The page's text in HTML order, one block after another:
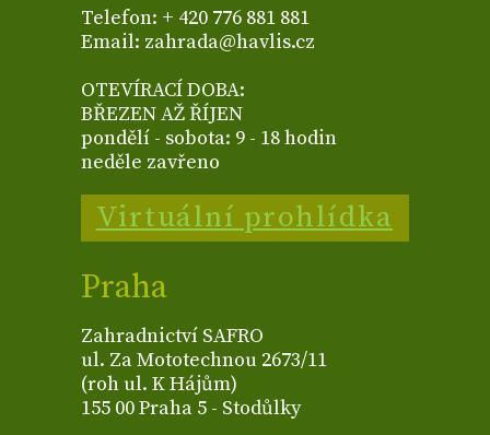
Telefon: + 420 776 881 881
Email: zahrada@havlis.cz
OTEVÍRACÍ DOBA:
BŘEZEN AŽ ŘÍJEN
pondělí - sobota: 9 - 18 hodin
neděle zavřeno
Virtuální prohlídka
Praha
Zahradnictví SAFRO
ul. Za Mototechnou 2673/11
(roh ul. K Hájům)
155 00 Praha 5 - Stodůlky